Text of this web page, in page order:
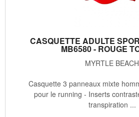
CASQUETTE ADULTE
MB6580 - ROUGE
MYRTLE BEACH
Casquette 3 panneaux mixte
pour le running - Inserts
transpiration ...